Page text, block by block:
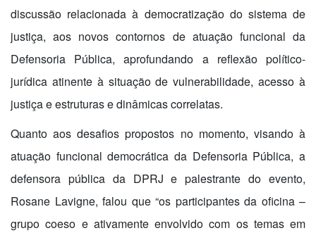
discussão relacionada à democratização do sistema de
justiça, aos novos contornos de atuação funcional da
Defensoria Pública, aprofundando a reflexão político-
jurídica atinente à situação de vulnerabilidade, acesso à
justiça e estruturas e dinâmicas correlatas.
Quanto aos desafios propostos no momento, visando à
atuação funcional democrática da Defensoria Pública, a
defensora pública da DPRJ e palestrante do evento,
Rosane Lavigne, falou que “os participantes da oficina –
grupo coeso e ativamente envolvido com os temas em